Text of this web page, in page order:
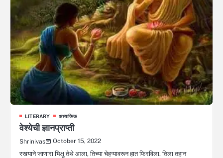
LITERARY अध्यात्मिक
वेश्येची ज्ञानप्राप्ती
Shrinivas
October 15, 2022
रस्त्याने जाणारा भिक्षू तेथे आला, तिच्या चेहऱ्यावरून हात फिरविला. तिला तहान